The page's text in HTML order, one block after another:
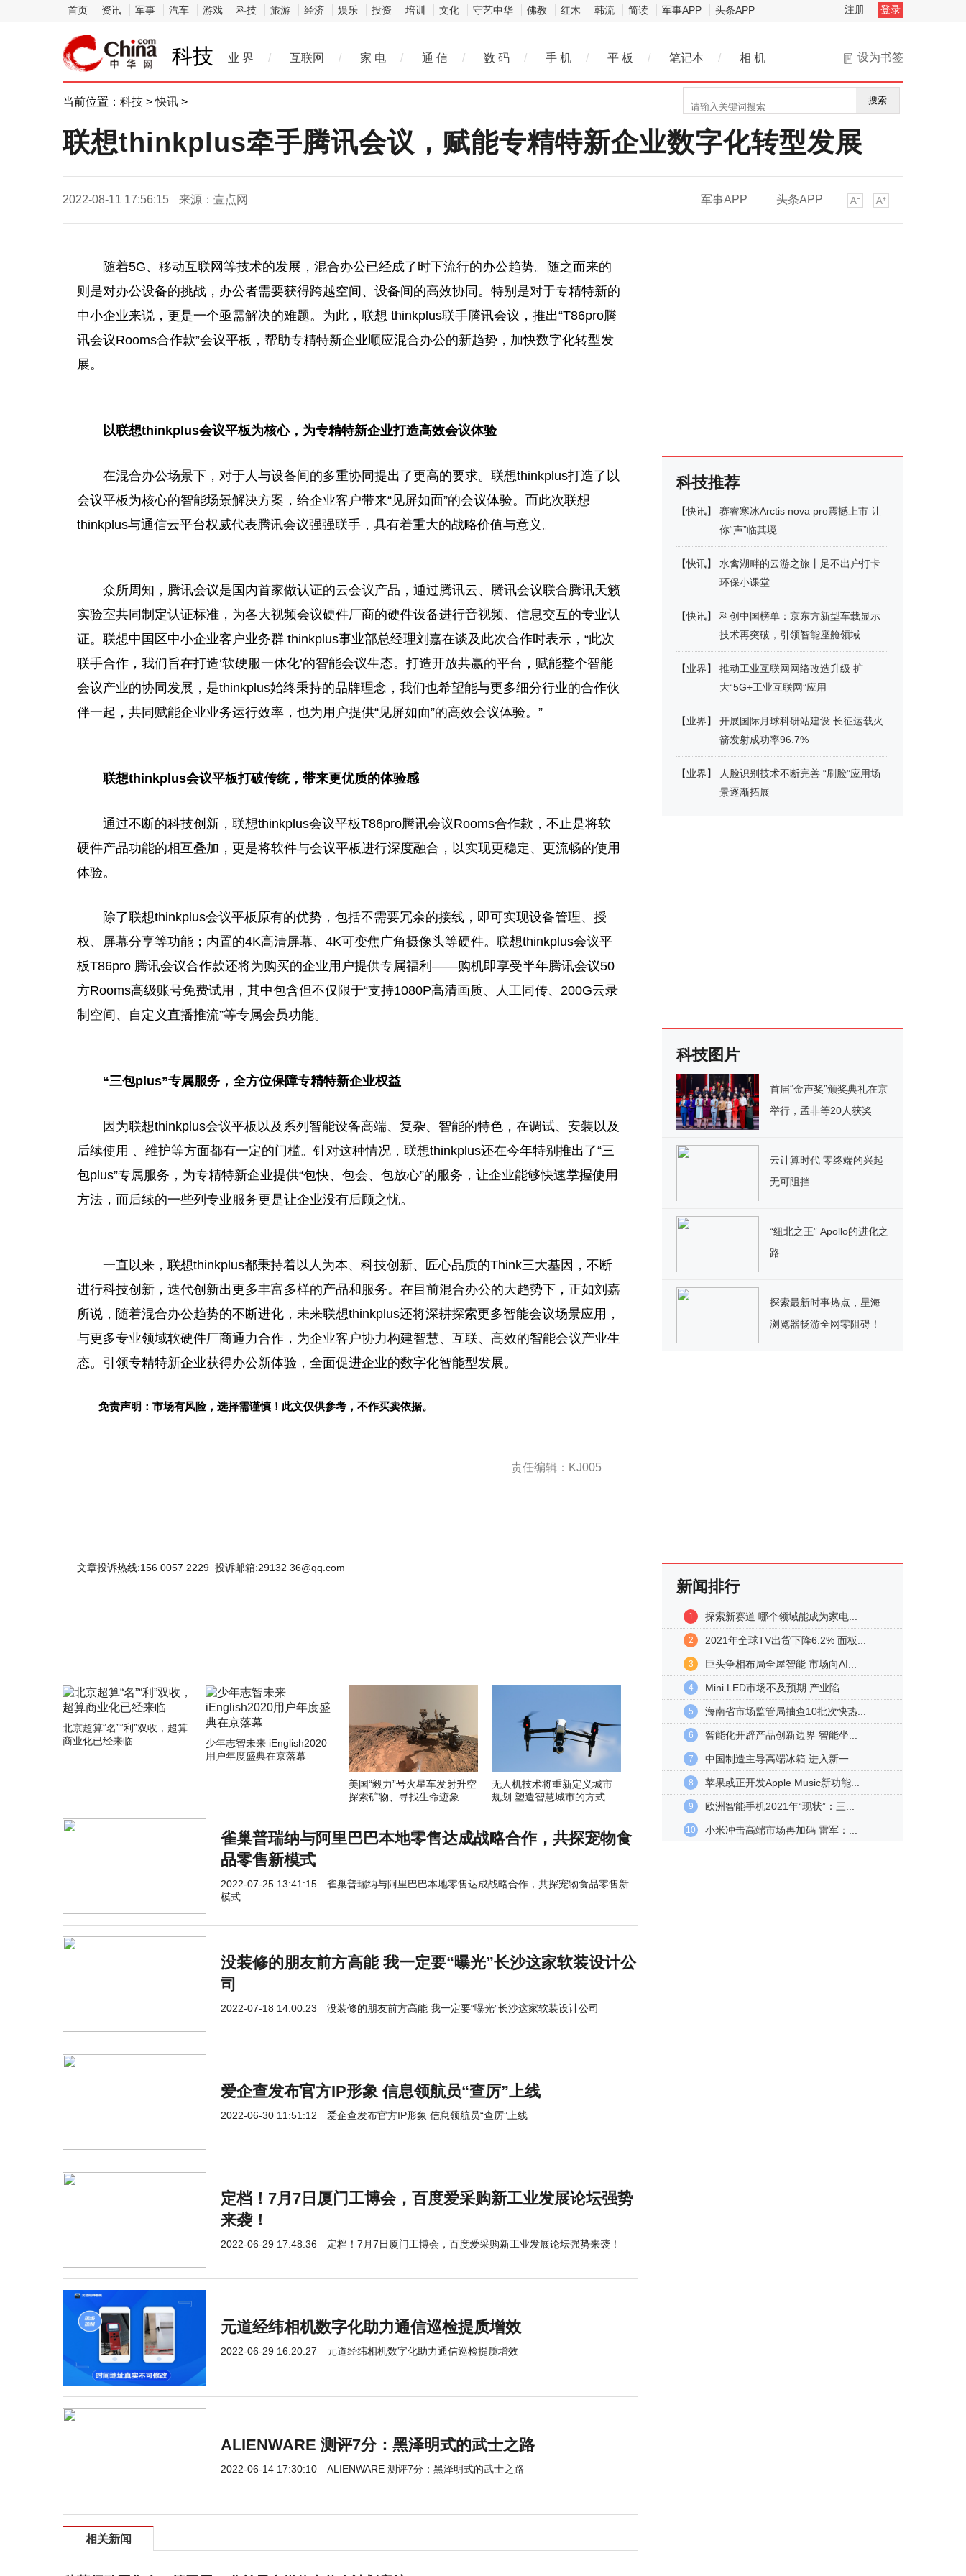
首页 资讯 军事 汽车 游戏 科技 旅游 经济 娱乐 投资 培训 文化 守艺中华 佛教 红木 韩流 简读 军事APP 头条APP 注册 登录
科技 设为书签
业 界 / 互联网 / 家 电 / 通 信 / 数 码 / 手 机 / 平 板 / 笔记本 / 相 机
当前位置： 科技 >快讯 > 搜索
联想thinkplus牵手腾讯会议，赋能专精特新企业数字化转型发展
2022-08-11 17:56:15 来源：壹点网 军事APP 头条APP
随着5G、移动互联网等技术的发展，混合办公已经成了时下流行的办公趋势。随之而来的
则是对办公设备的挑战，办公者需要获得跨越空间、设备间的高效协同。特别是对于专精特新的
中小企业来说，更是一个亟需解决的难题。为此，联想 thinkplus联手腾讯会议，推出“T86pro腾
讯会议Rooms合作款”会议平板，帮助专精特新企业顺应混合办公的新趋势，加快数字化转型发
展。
以联想thinkplus会议平板为核心，为专精特新企业打造高效会议体验
在混合办公场景下，对于人与设备间的多重协同提出了更高的要求。联想thinkplus打造了以
会议平板为核心的智能场景解决方案，给企业客户带来“见屏如面”的会议体验。而此次联想
thinkplus与通信云平台权威代表腾讯会议强强联手，具有着重大的战略价值与意义。
众所周知，腾讯会议是国内首家做认证的云会议产品，通过腾讯云、腾讯会议联合腾讯天籁
实验室共同制定认证标准，为各大视频会议硬件厂商的硬件设备进行音视频、信息交互的专业认
证。联想中国 区中小企业客户业务群 thinkplus事业部总经理刘嘉在谈及此次合作时表示，“此次
联手合作，我们旨在打造‘软硬服一体化’的智能会议生态。打造开放共赢的平台 ，赋能整个智能
会议产业的协同发展，是thinkplus始终秉持的品牌理念，我们也希望能与更多细分行业的合作伙
伴一起，共同赋能企业业务运行效率，也为用户提供“见屏如面”的高效会议体验。”
联想thinkplus会议平板打破传统，带来更优质的体验感
通过不断的科技创新，联想thinkplus会议平板T86pro腾讯会议Rooms合作款，不止是将软
硬件产品功能的相互叠加，更是将软件与会议平板进行深度融合，以实现更稳定、更流畅的使用
体验。
除了联想thinkplus会议平板原有的优势 ， 包括不需要冗余的接线，即可实现设备管理、授
权、屏幕分享等功能；内置的4K高清屏幕、4K可变焦广角摄像头等硬件。联想thinkplus会议平
板T86pro 腾讯会议合作款还将为购买的企业用户提供专属福利——购机即享受半年腾讯会议50
方Rooms高级账号免费试用，其中包含但不仅限于“支持1080P高清画质、人工同传、200G云录
制空间、自定义直播推流”等专属会员功能。
“三包plus”专属服务，全方位保障专精特新企业权益
因为联想thinkplus会议平板以及系列智能设备高端、复杂、智能的特色，在调试、安装以及
后续使用 、维护等方面都有一定的门槛。针对这种情况，联想thinkplus还在今年特别推出了“三
包plus”专属服务，为专精特新企业提供“包快、包会、包放心”的服务，让企业能够快速掌握使用
方法，而后续的一些列专业服务更是让企业没有后顾之忧。
一直以来，联想thinkplus都秉持着以人为本、科技创新、匠心品质的Think三大基因，不断
进行科技创新，迭代创新出更多丰富多样的产品和服务。在目前混合办公的大趋势下，正如刘嘉
所说，随着混合办公趋势的不断进化，未来联想thinkplus还将深耕探索更多智能会议场景应用，
与更多专业领域软硬件厂商通力合作，为企业客户协力构建智慧、互联、高效的智能会议产业生
态。引领专精特新企业获得办公新体验，全面促进企业的数字化智能型发展。
免责声明：市场有风险，选择需谨慎！此文仅供参考，不作买卖依据。
责任编辑：KJ005
文章投诉热线:156 0057 2229 投诉邮箱:29132 36@qq.com
北京超算“名”“利”双收，超算
商业化已经来临
少年志智未来 iEnglish2020
用户年度盛典在京落幕
美国“毅力”号火星车发射升空
探索矿物、寻找生命迹象
无人机技术将重新定义城市
规划 塑造智慧城市的方式
雀巢普瑞纳与阿里巴巴本地零售达成战略合作，共探宠物食
品零售新模式
2022-07-25 13:41:15
雀巢普瑞纳与阿里巴巴本地零售达成战略合作，共探宠物食品零售新
模式
没装修的朋友前方高能 我一定要“曝光”长沙这家软装设计公
司
2022-07-18 14:00:23 没装修的朋友前方高能 我一定要“曝光”长沙这家软装设计公司
爱企查发布官方IP形象 信息领航员“查厉”上线
2022-06-30 11:51:12 爱企查发布官方IP形象 信息领航员“查厉”上线
定档！7月7日厦门工博会，百度爱采购新工业发展论坛强势
来袭！
2022-06-29 17:48:36 定档！7月7日厦门工博会，百度爱采购新工业发展论坛强势来袭！
元道经纬相机数字化助力通信巡检提质增效
2022-06-29 16:20:27 元道经纬相机数字化助力通信巡检提质增效
ALIENWARE 测评7分：黑泽明式的武士之路
2022-06-14 17:30:10 ALIENWARE 测评7分：黑泽明式的武士之路
相关新闻
科技推荐
【快讯】
赛睿寒冰Arctis nova pro震撼上市 让
你“声”临其境
【快讯】
水禽湖畔的云游之旅丨足不出户打卡
环保小课堂
【快讯】
科创中国榜单：京东方新型车载显示
技术再突破，引领智能座舱领域
【业界】
推动工业互联网网络改造升级 扩
大“5G+工业互联网”应用
【业界】
开展国际月球科研站建设 长征运载火
箭发射成功率96.7%
【业界】
人脸识别技术不断完善 “刷脸”应用场
景逐渐拓展
科技图片
首届“金声奖”颁奖典礼在京
举行，孟非等20人获奖
云计算时代 零终端的兴起
无可阻挡
“纽北之王” Apollo的进化之
路
探索最新时事热点，星海
浏览器畅游全网零阻碍！
新闻排行
1 探索新赛道 哪个领域能成为家电...
2 2021年全球TV出货下降6.2% 面板...
3 巨头争相布局全屋智能 市场向AI...
4 Mini LED市场不及预期 产业陷...
5 海南省市场监管局抽查10批次快热...
6 智能化开辟产品创新边界 智能坐...
7 中国制造主导高端冰箱 进入新一...
8 苹果或正开发Apple Music新功能...
9 欧洲智能手机2021年“现状”：三...
10 小米冲击高端市场再加码 雷军：...